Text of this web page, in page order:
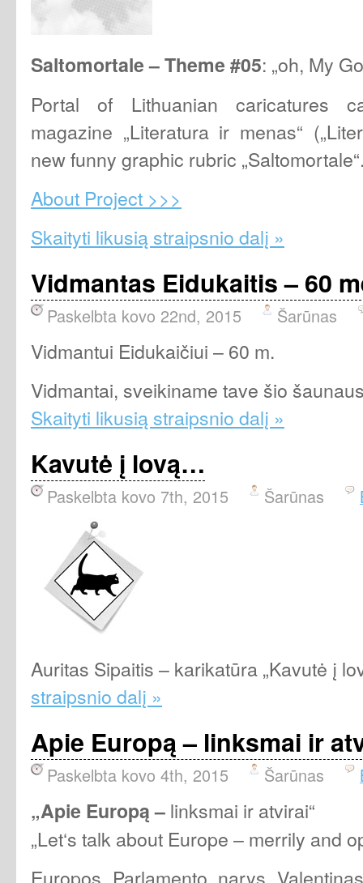
Saltomortale – Theme #05: „oh, My
Portal of Lithuanian caricatures
magazine „Literatura ir menas“
new funny graphic rubric
About Project >>>
Skaityti likusią straipsnio dalį »
Vidmantas Eidukaitis – 60
Paskelbta kovo 22nd, 2015 Šarūnas
Vidmantui Eidukaičiui – 60 m.
Vidmantai, sveikiname tave šio
Skaityti likusią straipsnio dalį »
Kavutė į lovą…
Paskelbta kovo 7th, 2015 Šarūnas
Auritas Sipaitis – karikatūra „Kavutė į
straipsnio dalį »
Apie Europą – linksmai ir
Paskelbta kovo 4th, 2015 Šarūnas
„Apie Europą– linksmai ir atvirai“
„Let‘s talk about Europe – merrily and
Europos Parlamento narys